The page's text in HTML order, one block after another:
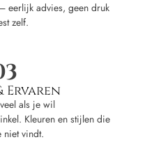
eerlijk advies, geen druk
zelf.
Ervaren
als je wil
Kleuren en stijlen die
niet vindt.